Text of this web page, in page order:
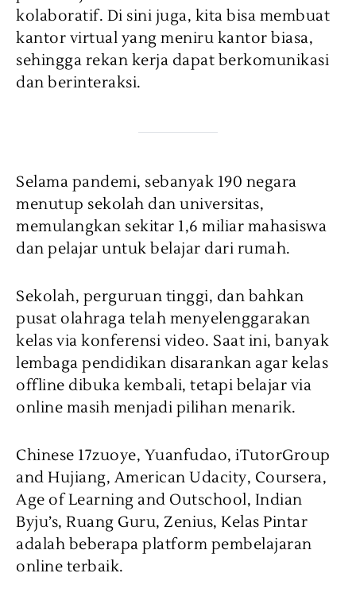
kolaboratif. Di sini juga, kita bisa membuat
kantor virtual yang meniru kantor biasa,
sehingga rekan kerja dapat berkomunikasi
dan berinteraksi.
Selama pandemi, sebanyak 190 negara
menutup sekolah dan universitas,
memulangkan sekitar 1,6 miliar mahasiswa
dan pelajar untuk belajar dari rumah.
Sekolah, perguruan tinggi, dan bahkan
pusat olahraga telah menyelenggarakan
kelas via konferensi video. Saat ini, banyak
lembaga pendidikan disarankan agar kelas
offline dibuka kembali, tetapi belajar via
online masih menjadi pilihan menarik.
Chinese 17zuoye, Yuanfudao, iTutorGroup
and Hujiang, American Udacity, Coursera,
Age of Learning and Outschool, Indian
Byju’s, Ruang Guru, Zenius, Kelas Pintar
adalah beberapa platform pembelajaran
online terbaik.